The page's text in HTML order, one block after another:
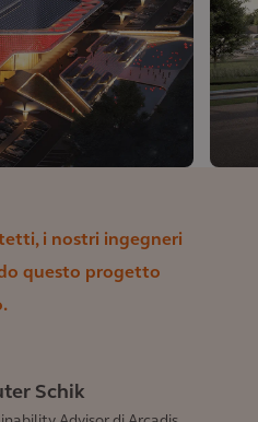
i nostri ingegneri
questo progetto
Schik